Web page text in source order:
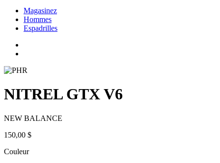
Magasinez
Hommes
Espadrilles
NITREL GTX V6
NEW BALANCE
150,00 $
Couleur